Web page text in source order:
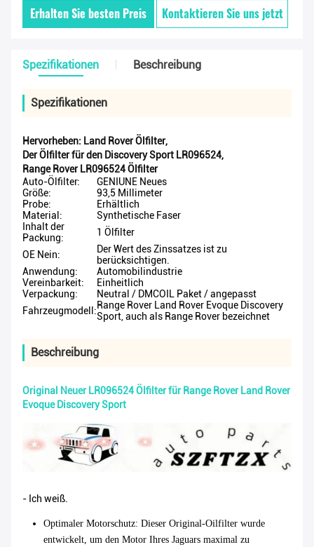
Erhalten Sie besten Preis Kontaktieren Sie uns jetzt
Spezifikationen Beschreibung
Spezifikationen
Hervorheben: Land Rover Ölfilter,
Der Ölfilter für den Discovery Sport LR096524,
Range Rover LR096524 Ölfilter
Auto-Ölfilter:
GENIUNE Neues
Größe:
93,5 Millimeter
Probe:
Erhältlich
Material:
Synthetische Faser
Inhalt der
Packung:
1 Ölfilter
OE Nein:
Der Wert des Zinssatzes ist zu
berücksichtigen.
Anwendung:
Automobilindustrie
Vereinbarkeit:
Einheitlich
Verpackung:
Neutral / DMCOIL Paket / angepasst
Fahrzeugmodell:Range Rover Land Rover Evoque Discovery
Sport, auch als Range Rover bezeichnet
Beschreibung
Original Neuer LR096524 Ölfilter für Range Rover Land Rover
Evoque Discovery Sport
- Ich weiß.
Optimaler Motorschutz: Dieser Original-Oilfilter wurde
entwickelt, um den Motor Ihres Jaguars maximal zu